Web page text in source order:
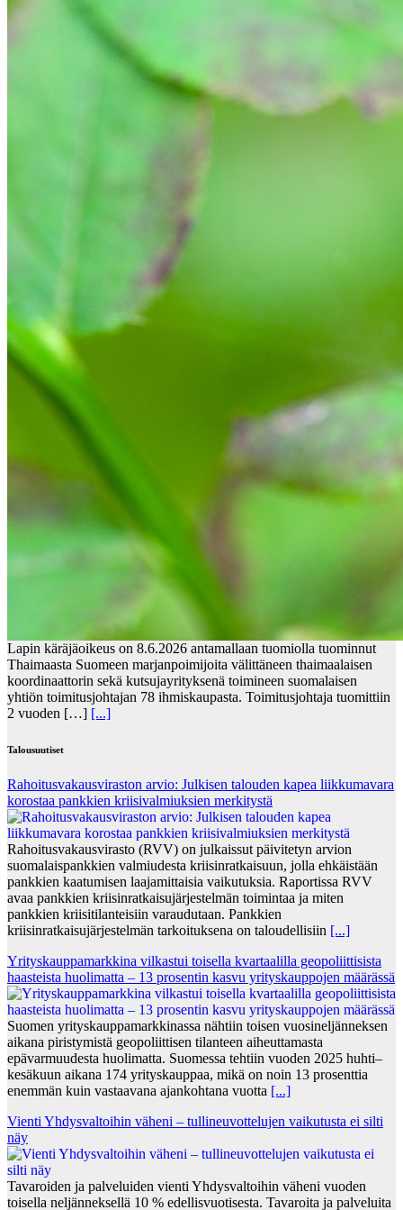
Lapin käräjäoikeus on 8.6.2026 antamallaan tuomiolla tuominnut
Thaimaasta Suomeen marjanpoimijoita välittäneen thaimaalaisen
koordinaattorin sekä kutsujayrityksenä toimineen suomalaisen
yhtiön toimitusjohtajan 78 ihmiskaupasta. Toimitusjohtaja tuomittiin
2 vuoden […] [...]
Talousuutiset
Rahoitusvakausviraston arvio: Julkisen talouden kapea liikkumavara
korostaa pankkien kriisivalmiuksien merkitystä
Rahoitusvakausvirasto (RVV) on julkaissut päivitetyn arvion
suomalaispankkien valmiudesta kriisinratkaisuun, jolla ehkäistään
pankkien kaatumisen laajamittaisia vaikutuksia. Raportissa RVV
avaa pankkien kriisinratkaisujärjestelmän toimintaa ja miten
pankkien kriisitilanteisiin varaudutaan. Pankkien
kriisinratkaisujärjestelmän tarkoituksena on taloudellisiin [...]
Yrityskauppamarkkina vilkastui toisella kvartaalilla geopoliittisista
haasteista huolimatta – 13 prosentin kasvu yrityskauppojen määrässä
Suomen yrityskauppamarkkinassa nähtiin toisen vuosineljänneksen
aikana piristymistä geopoliittisen tilanteen aiheuttamasta
epävarmuudesta huolimatta. Suomessa tehtiin vuoden 2025 huhti–
kesäkuun aikana 174 yrityskauppaa, mikä on noin 13 prosenttia
enemmän kuin vastaavana ajankohtana vuotta [...]
Vienti Yhdysvaltoihin väheni – tullineuvottelujen vaikutusta ei silti
näy
Tavaroiden ja palveluiden vienti Yhdysvaltoihin väheni vuoden
toisella neljänneksellä 10 % edellisvuotisesta. Tavaroita ja palveluita